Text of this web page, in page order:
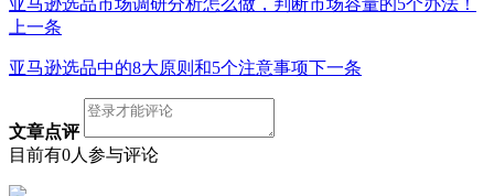
上一条
亚马逊选品中的8大原则和5个注意事项下一条
文章点评
目前有0人参与评论